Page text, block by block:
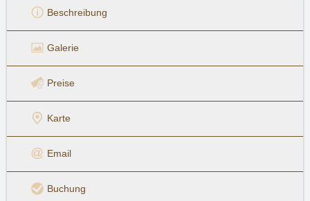
Beschreibung
Galerie
Preise
Karte
Email
Buchung